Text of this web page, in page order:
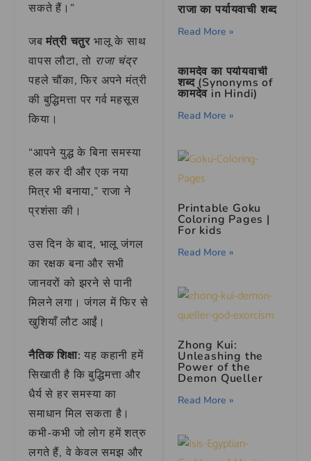
सकते हैं।”
जबमंत्री चतुर भालू के साथ
वापस लौटा, तो राजा चंद्र
पहले चौंका, फिर अपने मंत्री
की बुद्धिमत्ता पर गर्व महसूस
किया।
“आपने युद्ध के बिना समस्या
हल कर दी और एक नया
मित्र भी बनाया,” राजा ने
प्रशंसा की।
उस दिन के बाद, भालू जंगल
का रक्षक बना और सभी
जानवरों को झरने से पानी
मिलने लगा। जंगल में फिर से
खुशियाँ लौट आईं।
नैतिक शिक्षा: यह कहानी हमें
सिखाती है कि बुद्धिमत्ता और
धैर्य से हर समस्या का
समाधान मिल सकता है।
कभी-कभी जो लोग हमें शत्रु
लगते हैं, वे केवल समझ और
राजा का पर्यायवाची शब्द
Read More »
कामदेव का पर्यायवाची
शब्द (Synonyms of
कामदेव in Hindi)
Read More »
Printable Goku
Coloring Pages |
For kids
Read More »
Zhong Kui:
Unleashing the
Power of the
Demon Queller
Read More »